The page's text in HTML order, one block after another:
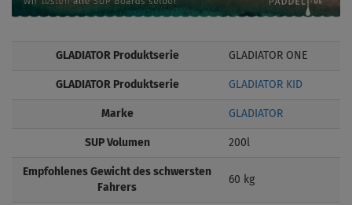
GLADIATOR Produktserie GLADIATOR ONE
GLADIATOR Produktserie GLADIATOR KID
Marke GLADIATOR
SUP Volumen 200l
Empfohlenes Gewicht des schwersten
Fahrers
60 kg